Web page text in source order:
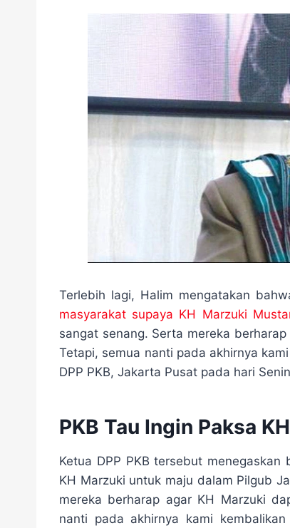
Terlebih lagi, Halim mengatakan
masyarakat supaya KH Marzuki
sangat senang. Serta mereka
Tetapi, semua nanti pada akhirnya
DPP PKB, Jakarta Pusat pada hari
PKB Tau Ingin Paksa
Ketua DPP PKB tersebut
KH Marzuki untuk maju dalam Pilgub
mereka berharap agar KH Marzuki
nanti pada akhirnya kami